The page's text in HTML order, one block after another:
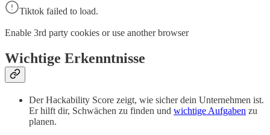
Tiktok failed to load.
Enable 3rd party cookies or use another browser
Wichtige Erkenntnisse
Der Hackability Score zeigt, wie sicher dein Unternehmen ist.
Er hilft dir, Schwächen zu finden und wichtige Aufgaben zu
planen.